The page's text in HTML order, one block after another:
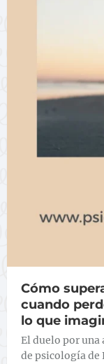
Cómo
cuando
lo que
El duelo por
de psicología de